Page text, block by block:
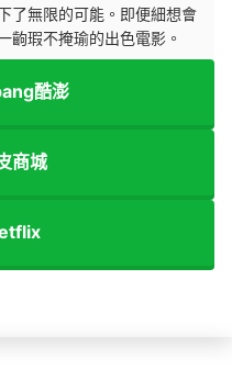
了無限的可能。即便細想會
齣瑕不掩瑜的出色電影。
酷澎
商城